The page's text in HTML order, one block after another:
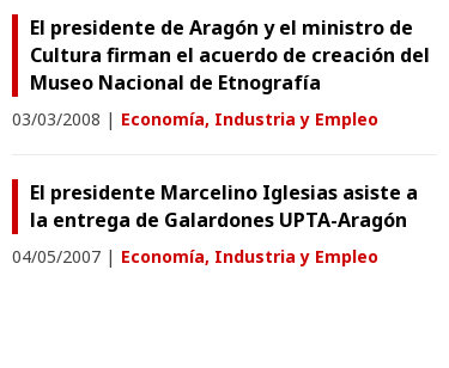
El presidente de Aragón y el ministro de
Cultura firman el acuerdo de creación del
Museo Nacional de Etnografía
03/03/2008 | Economía, Industria y Empleo
El presidente Marcelino Iglesias asiste a
la entrega de Galardones UPTA-Aragón
04/05/2007 | Economía, Industria y Empleo